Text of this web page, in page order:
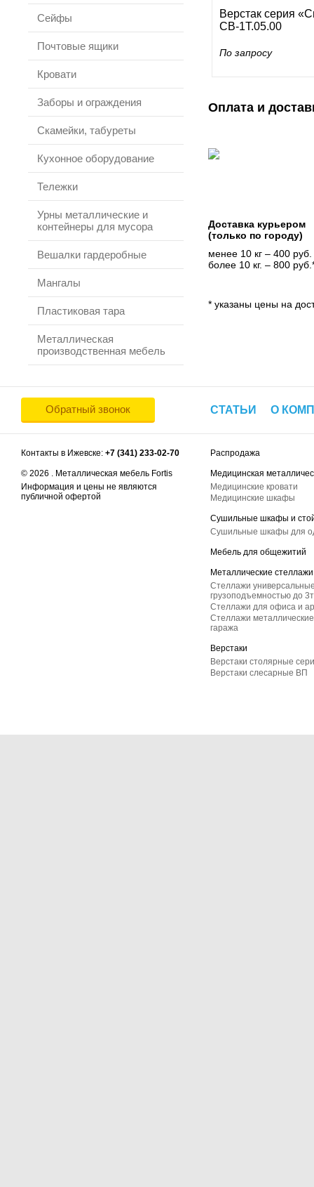
Сейфы
Почтовые ящики
Кровати
Заборы и ограждения
Скамейки, табуреты
Кухонное оборудование
Тележки
Урны металлические и
контейнеры для мусора
Вешалки гардеробные
Мангалы
Пластиковая тара
Металлическая
производственная мебель
Верстак серия
СВ-1Т.05.00
По запросу
Оплата и
Доставка курьером
(только по городу)
менее 10 кг – 400 руб.
более 10 кг. – 800
* указаны цены на
Обратный звонок СТАТЬИ О
Контакты в Ижевске: +7 (341) 233-02-70
© 2026 . Металлическая мебель Fortis
Информация и цены не являются
публичной офертой
Распродажа
Медицинская
Медицинские кровати
Медицинские шкафы
Сушильные шкафы и
Сушильные шкафы для
Мебель для общежитий
Металлические стеллажи
Стеллажи
грузоподъемностью до
Стеллажи для офиса и
Стеллажи
гаража
Верстаки
Верстаки столярные
Верстаки слесарные ВП